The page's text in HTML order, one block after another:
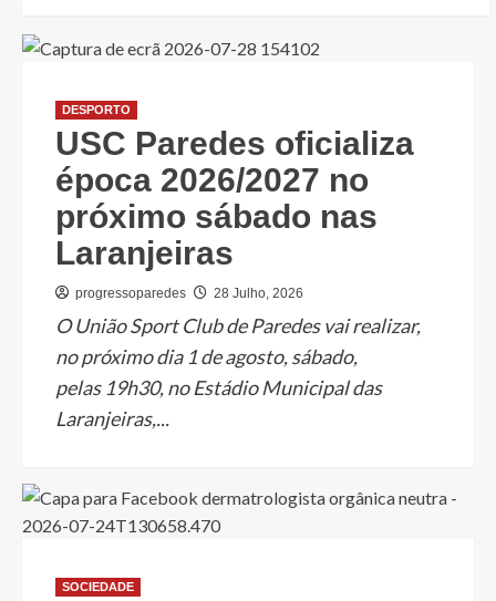
DESPORTO
USC Paredes oficializa
época 2026/2027 no
próximo sábado nas
Laranjeiras
progressoparedes 28 Julho, 2026
O União Sport Club de Paredes vai realizar,
no próximo dia 1 de agosto, sábado,
pelas 19h30, no Estádio Municipal das
Laranjeiras,...
SOCIEDADE